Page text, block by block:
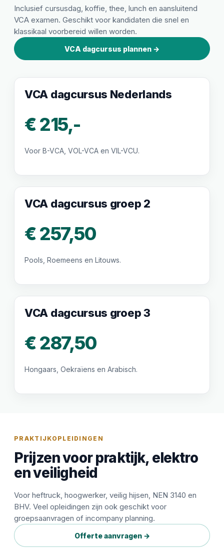
Inclusief cursusdag, koffie, thee, lunch en aansluitend
VCA examen. Geschikt voor kandidaten die snel en
klassikaal voorbereid willen worden.
VCA dagcursus plannen →
VCA dagcursus Nederlands
€ 215,-
Voor B-VCA, VOL-VCA en VIL-VCU.
VCA dagcursus groep 2
€ 257,50
Pools, Roemeens en Litouws.
VCA dagcursus groep 3
€ 287,50
Hongaars, Oekraïens en Arabisch.
PRAKTIJKOPLEIDINGEN
Prijzen voor praktijk, elektro
en veiligheid
Voor heftruck, hoogwerker, veilig hijsen, NEN 3140 en
BHV. Veel opleidingen zijn ook geschikt voor
groepsaanvragen of incompany planning.
Offerte aanvragen →